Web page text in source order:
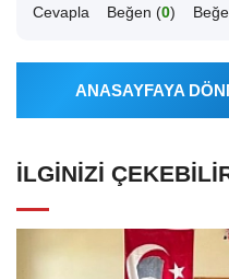
Cevapla Beğen (0)
ANASAYFAYA
İLGINIZI